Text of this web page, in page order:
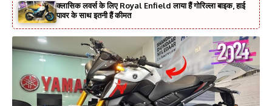
क्लासिक लवर्स के लिए Royal Enfield लाया हैं गोरिल्ला बाइक, हाई
पावर के साथ इतनी हैं कीमत